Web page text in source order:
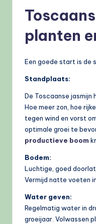
planten
Een goede start is de
Standplaats:
De Toscaanse jasmijn
Hoe meer zon, hoe
tegen wind en vorst
optimale groei te
productieve boom
Bodem:
Luchtige, goed
Vermijd natte voeten
Water geven:
Regelmatig water in
groeijaar. Volwassen